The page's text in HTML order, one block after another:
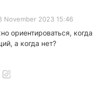
November 2023 15:46
ориентироваться, когда
а когда нет?